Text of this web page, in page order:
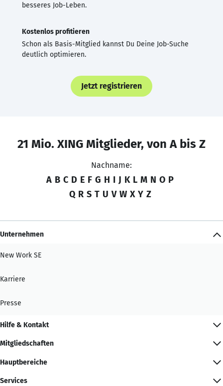
besseres Job-Leben.
Kostenlos profitieren
Schon als Basis-Mitglied kannst Du Deine Job-Suche
deutlich optimieren.
Jetzt registrieren
21 Mio. XING Mitglieder, von A bis Z
Nachname:
A B C D E F G H I J K L M N O P
Q R S T U V W X Y Z
Unternehmen
New Work SE
Karriere
Presse
Hilfe & Kontakt
Mitgliedschaften
Hauptbereiche
Services